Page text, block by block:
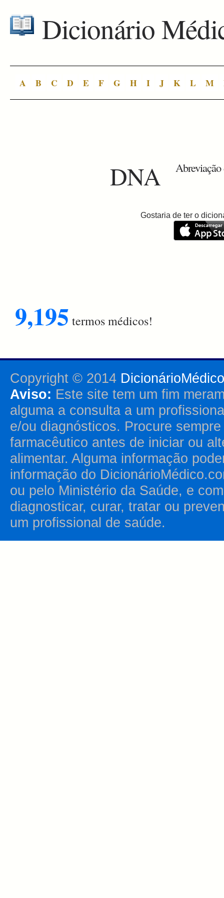
Dicionário
A B C D E F G H I J K L M
DNA
Gostaria de ter o
9,195 termos médicos!
Copyright © 2014
Aviso: Este site tem um fim
alguma a consulta a um
e/ou diagnósticos. Procure
farmacêutico antes de iniciar ou
alimentar. Alguma informação
informação do
ou pelo Ministério da Saúde, e
diagnosticar, curar, tratar ou
um profissional de saúde.